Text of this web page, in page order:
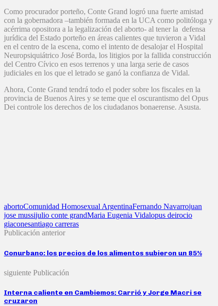
Como procurador porteño, Conte Grand logró una fuerte amistad
con la gobernadora –también formada en la UCA como politóloga y
acérrima opositora a la legalización del aborto- al tener la defensa
jurídica del Estado porteño en áreas calientes que tuvieron a Vidal
en el centro de la escena, como el intento de desalojar el Hospital
Neuropsiquiátrico José Borda, los litigios por la fallida construcción
del Centro Cívico en esos terrenos y una larga serie de casos
judiciales en los que el letrado se ganó la confianza de Vidal.
Ahora, Conte Grand tendrá todo el poder sobre los fiscales en la
provincia de Buenos Aires y se teme que el oscurantismo del Opus
Dei controle los derechos de los ciudadanos bonaerense. Asusta.
abortoComunidad Homosexual ArgentinaFernando Navarrojuan
jose mussijulio conte grandMaria Eugenia Vidalopus deirocio
giaconesantiago carreras
Publicación anterior
Conurbano: los precios de los alimentos subieron un 85%
siguiente Publicación
Interna caliente en Cambiemos: Carrió y Jorge Macri se
cruzaron